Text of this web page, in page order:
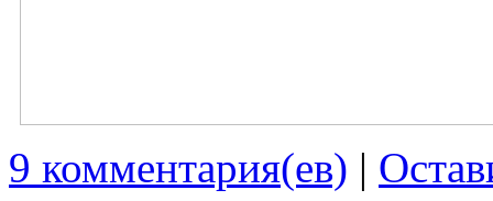
9 комментария(ев) |